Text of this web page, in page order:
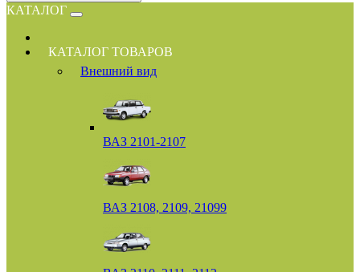
КАТАЛОГ
КАТАЛОГ ТОВАРОВ
Внешний вид
ВАЗ 2101-2107
ВАЗ 2108, 2109, 21099